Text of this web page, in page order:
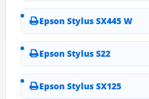
Epson Stylus SX445 W
Epson Stylus S22
Epson Stylus SX125